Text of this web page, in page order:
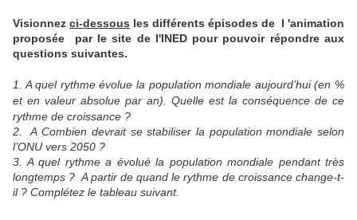
Visionnez ci-dessous les différents épisodes de l 'animation
proposée par le site de l'INED pour pouvoir répondre aux
questions suivantes.
1. A quel rythme évolue la population mondiale aujourd’hui (en %
et en valeur absolue par an). Quelle est la conséquence de ce
rythme de croissance ?
2. A Combien devrait se stabiliser la population mondiale selon
l’ONU vers 2050 ?
3. A quel rythme a évolué la population mondiale pendant très
longtemps ? A partir de quand le rythme de croissance change-t-
il ? Complétez le tableau suivant.